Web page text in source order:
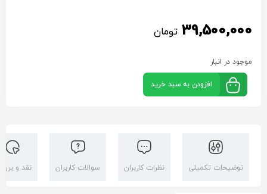
39,500,000 تومان
موجود در انبار
افزودن به سبد خرید
توضیحات تکمیلی نظرات کاربران سوالات کاربران نقد و